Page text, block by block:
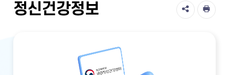
정신건강정보